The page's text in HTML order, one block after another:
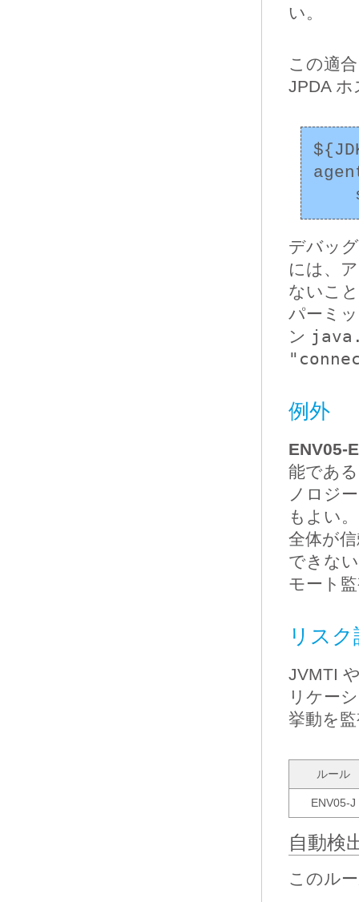
い。
この適
JPDA
デバッ
には、
ないこ
パーミ
ン
例外
ENV05-
能であ
ノロジ
もよい
全体が
できな
モート
リス
JVMTI
リケー
挙動を
ルール
ENV05-J
自動検
このル